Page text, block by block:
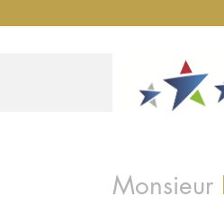
Monsieur